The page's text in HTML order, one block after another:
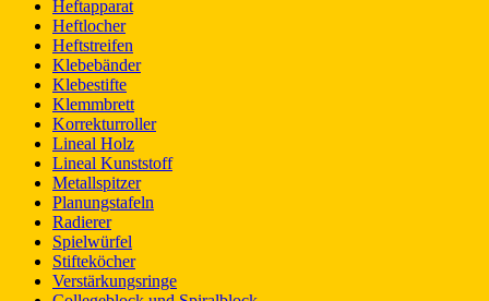
Heftapparat
Heftlocher
Heftstreifen
Klebebänder
Klebestifte
Klemmbrett
Korrekturroller
Lineal Holz
Lineal Kunststoff
Metallspitzer
Planungstafeln
Radierer
Spielwürfel
Stifteköcher
Verstärkungsringe